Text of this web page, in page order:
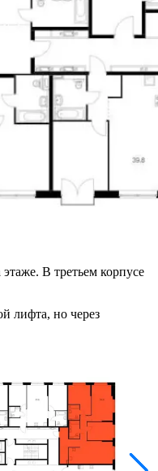
В третьем корпусе
лифта, но через